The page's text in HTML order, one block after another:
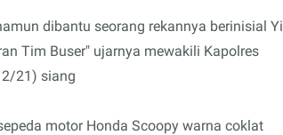
dibantu seorang rekannya berinisial Yi
Tim Buser" ujarnya mewakili Kapolres
21) siang
motor Honda Scoopy warna coklat